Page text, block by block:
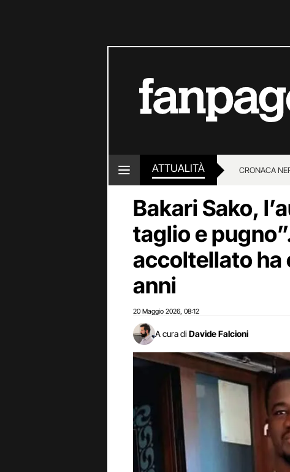
ATTUALITÀ CRONACA
LOTTO E
Bakari Sako,
taglio e
accoltellato ha
anni
20 Maggio 2026 08:12
A cura di Davide Falcioni